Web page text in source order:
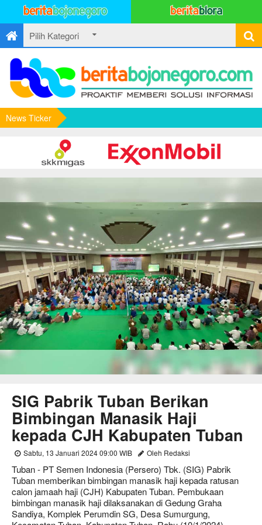
News Ticker
SIG Pabrik Tuban Berikan
Bimbingan Manasik Haji
kepada CJH Kabupaten Tuban
Sabtu, 13 Januari 2024 09:00 WIB Oleh Redaksi
Tuban - PT Semen Indonesia (Persero) Tbk. (SIG) Pabrik
Tuban memberikan bimbingan manasik haji kepada ratusan
calon jamaah haji (CJH) Kabupaten Tuban. Pembukaan
bimbingan manasik haji dilaksanakan di Gedung Graha
Sandiya, Komplek Perumdin SG, Desa Sumurgung,